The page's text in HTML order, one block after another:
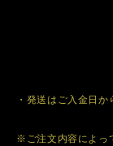
・発送はご入金日か
※ご注文内容によっ